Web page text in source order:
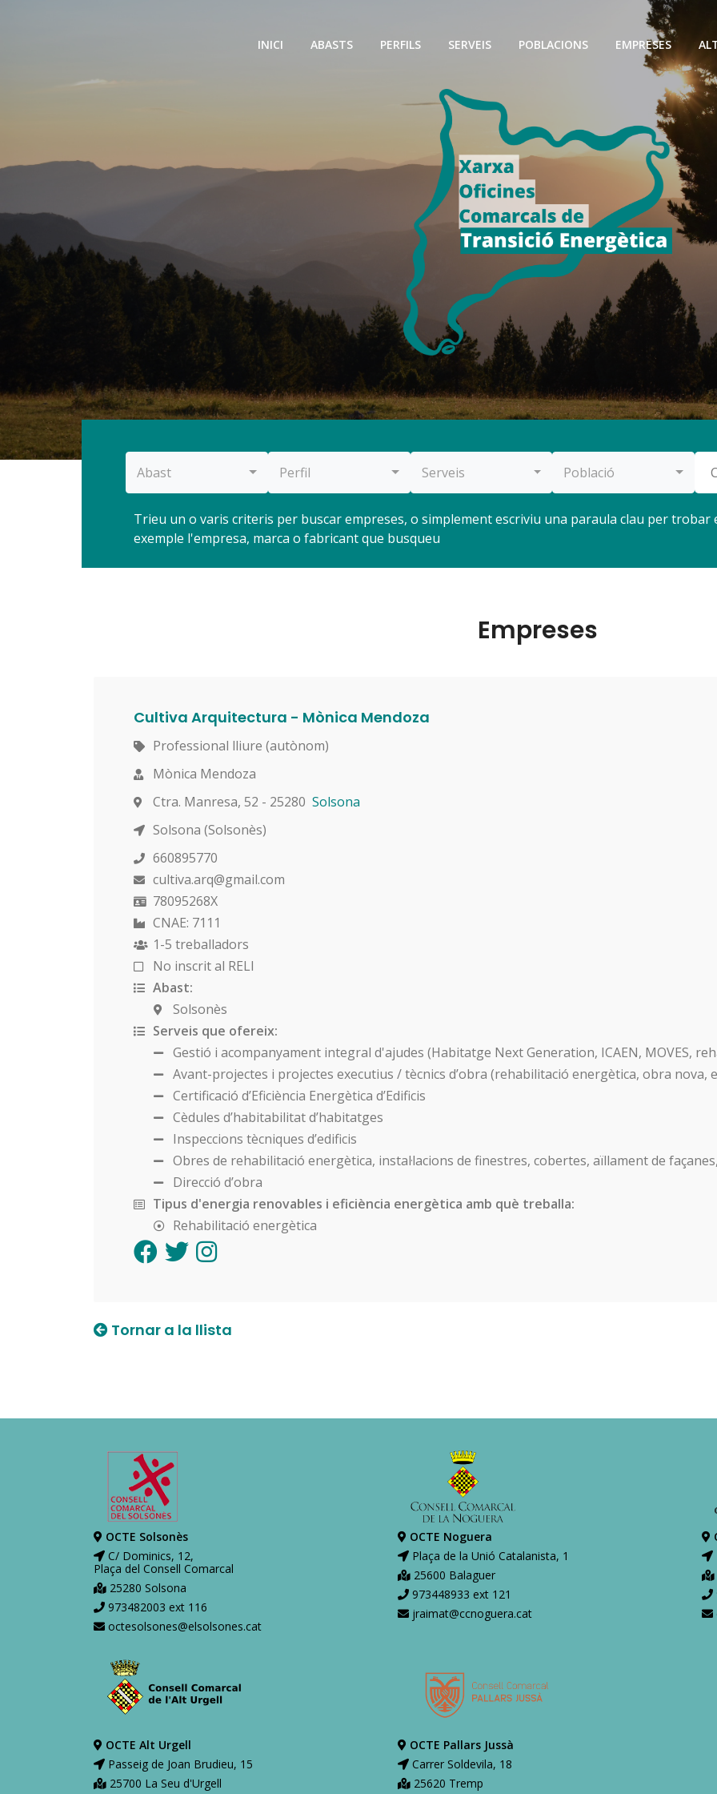
INICI ABASTS PERFILS SERVEIS POBLACIONS EMPRESES
Abast Perfil Serveis Població
Trieu un o varis criteris per buscar empreses, o simplement escriviu una paraula clau per trobar
exemple l'empresa, marca o fabricant que busqueu
Empreses
Cultiva Arquitectura - Mònica Mendoza
Professional lliure (autònom)
Mònica Mendoza
Ctra. Manresa, 52 - 25280 Solsona
Solsona (Solsonès)
660895770
cultiva.arq@gmail.com
78095268X
CNAE: 7111
1-5 treballadors
No inscrit al RELI
Abast:
Solsonès
Serveis que ofereix:
Gestió i acompanyament integral d'ajudes (Habitatge Next Generation, ICAEN, MOVES,
Avant-projectes i projectes executius / tècnics d’obra (rehabilitació energètica, obra nova,
Certificació d’Eficiència Energètica d’Edificis
Cèdules d’habitabilitat d’habitatges
Inspeccions tècniques d’edificis
Obres de rehabilitació energètica, instal·lacions de finestres, cobertes, aïllament de
Direcció d’obra
Tipus d'energia renovables i eficiència energètica amb què treballa:
Rehabilitació energètica
Tornar a la llista
OCTE Solsonès
C/ Dominics, 12,
Plaça del Consell Comarcal
25280 Solsona
973482003 ext 116
octesolsones@elsolsones.cat
OCTE Noguera
Plaça de la Unió Catalanista, 1
25600 Balaguer
973448933 ext 121
jraimat@ccnoguera.cat
OCTE Alt Urgell
Passeig de Joan Brudieu, 15
25700 La Seu d'Urgell
OCTE Pallars Jussà
Carrer Soldevila, 18
25620 Tremp